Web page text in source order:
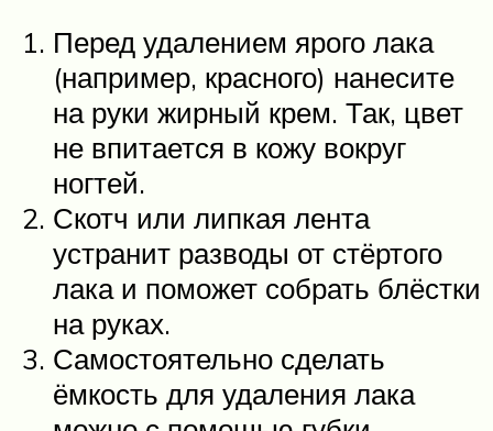
Перед удалением ярого лака
(например, красного) нанесите
на руки жирный крем. Так, цвет
не впитается в кожу вокруг
ногтей.
Скотч или липкая лента
устранит разводы от стёртого
лака и поможет собрать блёстки
на руках.
Самостоятельно сделать
ёмкость для удаления лака